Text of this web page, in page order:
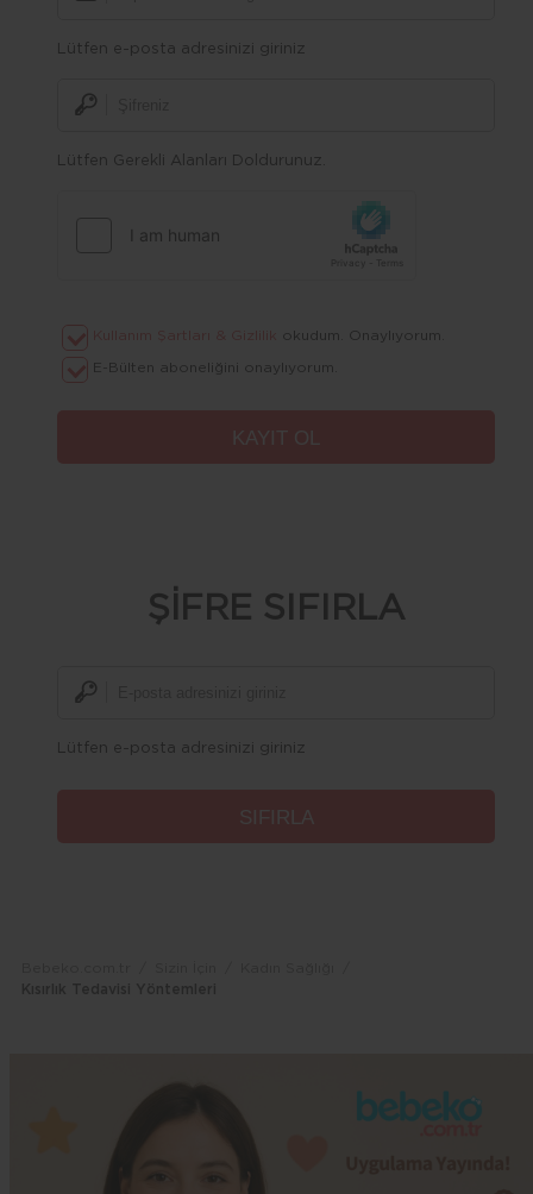
Lütfen e-posta adresinizi giriniz
Lütfen Gerekli Alanları Doldurunuz.
okudum. Onaylıyorum.
E-Bülten aboneliğini onaylıyorum.
ŞİFRE SIFIRLA
Lütfen e-posta adresinizi giriniz